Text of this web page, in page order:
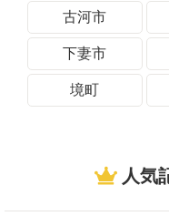
古河市
下妻市
境町
人気